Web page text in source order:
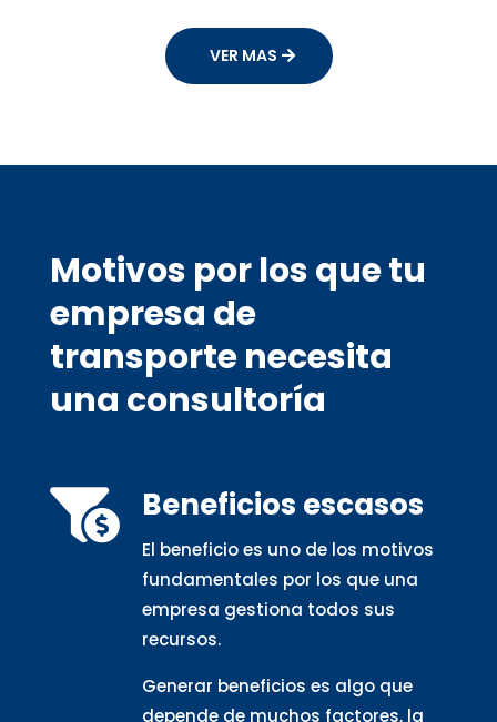
VER MAS
Motivos por los que tu
empresa de
transporte necesita
una consultoría
 Beneficios escasos
El beneficio es uno de los motivos
fundamentales por los que una
empresa gestiona todos sus
recursos.
Generar beneficios es algo que
depende de muchos factores, la